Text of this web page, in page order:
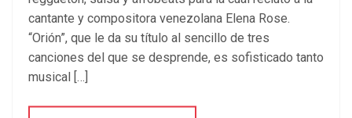
cantante y compositora venezolana Elena Rose.
“Orión”, que le da su título al sencillo de tres
canciones del que se desprende, es sofisticado tanto
musical […]